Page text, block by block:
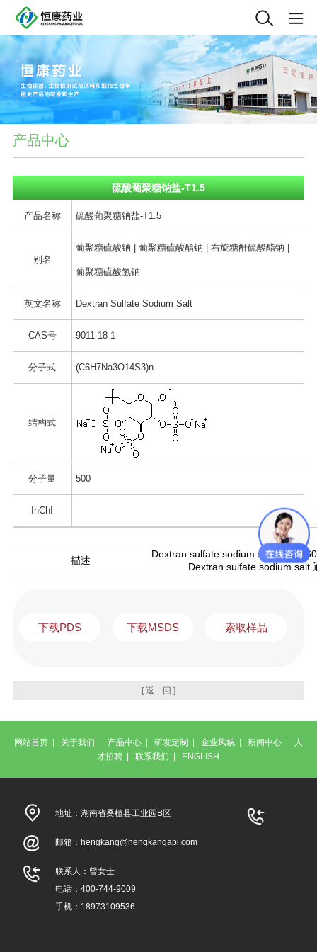
产品中心
硫酸葡聚糖钠盐-T1.5
产品名称 硫酸葡聚糖钠盐-T1.5
别名
葡聚糖硫酸钠 | 葡聚糖硫酸酯钠 | 右旋糖酐硫酸酯钠 |
葡聚糖硫酸氢钠
英文名称 Dextran Sulfate Sodium Salt
CAS号 9011-18-1
分子式 (C6H7Na3O14S3)n
结构式
分子量 500
InChI
描述
Dextran sulfate sodium salt (MW
Dextran sulfate sodium salt
下载PDS 下载MSDS 索取样品
[ 返 回 ]
网站首页| 关于我们 | 产品中心| 研发定制 | 企业风貌 | 新闻中心|
人
才招聘 |联系我们 | ENGLISH
地址：湖南省桑植县工业园B区
邮箱： hengkang@hengkangapi.com
联系人：曾女士
电话：400-744-9009
手机：18973109536